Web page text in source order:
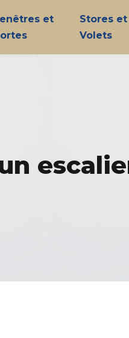
et
Stores et
Volets